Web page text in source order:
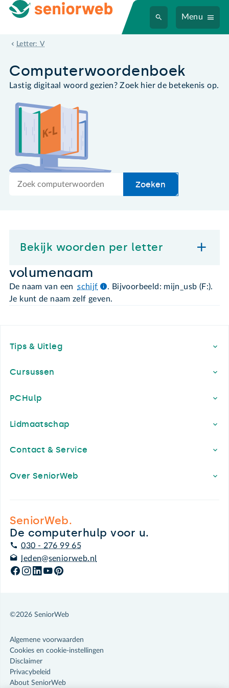
Menu
Letter: V
volumenaam
Computer­woordenboek
Lastig digitaal woord gezien? Zoek hier de betekenis op.
Zoek
Zoeken
Bekijk woorden per letter
volumenaam
De naam van een schijf
. Bijvoorbeeld: mijn_usb (F:).
Je kunt de naam zelf geven.
Tips & Uitleg
Cursussen
PCHulp
Lidmaatschap
Contact & Service
Over SeniorWeb
SeniorWeb.
De computerhulp voor u.
030 - 276 99 65
leden@seniorweb.nl
©2026 SeniorWeb
Algemene voorwaarden
Cookies en cookie-instellingen
Disclaimer
Privacybeleid
About SeniorWeb